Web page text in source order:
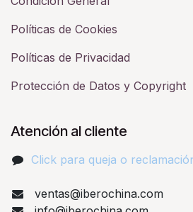
Políticas de Cookies
Políticas de Privacidad
Protección de Datos y Copyright
Atención al cliente
Click para queja o
ventas@iberochina.com